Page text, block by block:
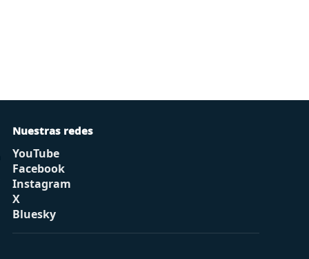
Nuestras redes
YouTube
Facebook
Instagram
X
Bluesky